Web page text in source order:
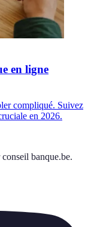
en ligne
compliqué. Suivez
en 2026.
conseil banque.be.